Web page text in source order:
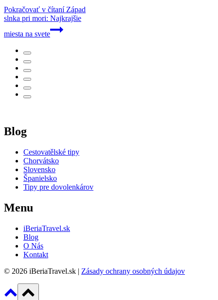
Pokračovať v čítaníZápad
slnka pri mori: Najkrajšie
miesta na svete
Blog
Cestovatělské tipy
Chorvátsko
Slovensko
Španielsko
Tipy pre dovolenkárov
Menu
iBeriaTravel.sk
Blog
O Nás
Kontakt
© 2026 iBeriaTravel.sk | Zásady ochrany osobných údajov